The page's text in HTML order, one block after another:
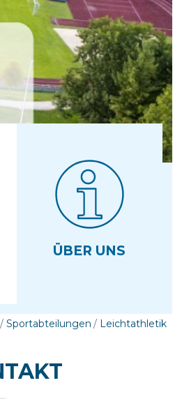
ÜBER UNS
Sportabteilungen Leichtathletik